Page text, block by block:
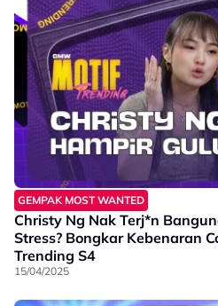
GEMPAK MOST WANTED
Christy Ng Nak Terj*n
Stress? Bongkar Kebenaran
Trending S4
15/04/2025